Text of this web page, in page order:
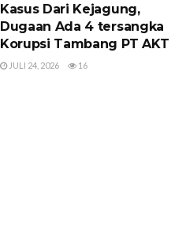
Kasus Dari Kejagung,
Dugaan Ada 4 tersangka
Korupsi Tambang PT AKT
JULI 24, 2026 16